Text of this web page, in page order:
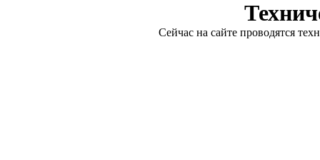
Сейчас на сайте проводятся